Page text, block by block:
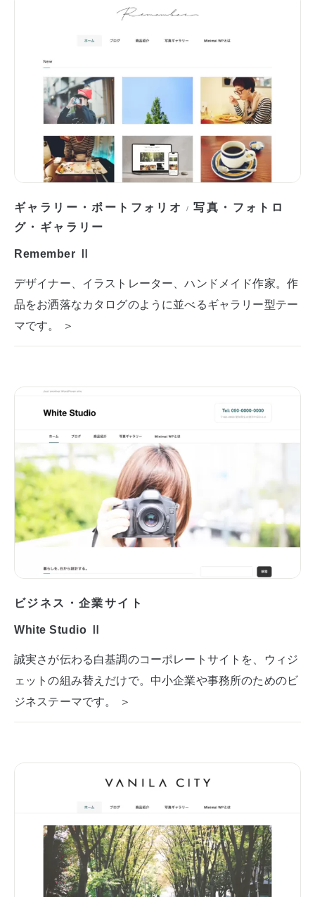
ギャラリー・ポートフォリオ /写真・フォトロ
グ・ギャラリー
Remember Ⅱ
デザイナー、イラストレーター、ハンドメイド作家。作
品をお洒落なカタログのように並べるギャラリー型テー
マです。 ＞
ビジネス・企業サイト
White Studio Ⅱ
誠実さが伝わる白基調のコーポレートサイトを、ウィジ
ェットの組み替えだけで。中小企業や事務所のためのビ
ジネステーマです。 ＞